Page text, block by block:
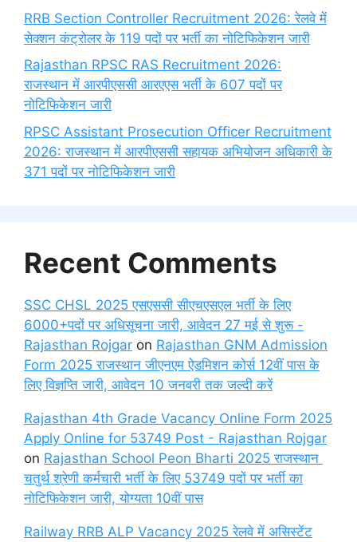
RRB Section Controller Recruitment 2026: रेलवे में
सेक्शन कंट्रोलर के 119 पदों पर भर्ती का नोटिफिकेशन जारी
Rajasthan RPSC RAS Recruitment 2026:
राजस्थान में आरपीएससी आरएएस भर्ती के 607 पदों पर
नोटिफिकेशन जारी
RPSC Assistant Prosecution Officer Recruitment
2026: राजस्थान में आरपीएससी सहायक अभियोजन अधिकारी के
371 पदों पर नोटिफिकेशन जारी
Recent Comments
SSC CHSL 2025 एसएससी सीएचएसएल भर्ती के लिए
6000+पदों पर अधिसूचना जारी, आवेदन 27 मई से शुरू -
Rajasthan Rojgar on Rajasthan GNM Admission
Form 2025 राजस्थान जीएनएम ऐडमिशन कोर्स 12वीं पास के
लिए विज्ञप्ति जारी, आवेदन 10 जनवरी तक जल्दी करें
Rajasthan 4th Grade Vacancy Online Form 2025
Apply Online for 53749 Post - Rajasthan Rojgar
on Rajasthan School Peon Bharti 2025 राजस्थान
चतुर्थ श्रेणी कर्मचारी भर्ती के लिए 53749 पदों पर भर्ती का
नोटिफिकेशन जारी, योग्यता 10वीं पास
Railway RRB ALP Vacancy 2025 रेलवे में असिस्टेंट